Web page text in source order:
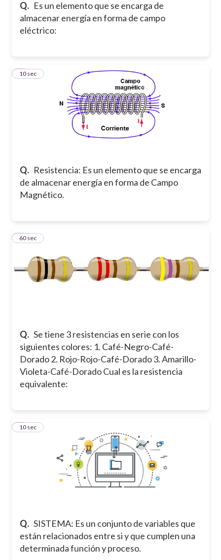
Q. Es un elemento que se encarga de
almacenar energía en forma de campo
eléctrico:
Q. Resistencia: Es un elemento que se encarga
de almacenar energía en forma de Campo
Magnético.
610 sec
Q. Se tiene 3 resistencias en serie con los
siguientes colores: 1. Café-Negro-Café-
Dorado 2. Rojo-Rojo-Café-Dorado 3. Amarillo-
Violeta-Café-Dorado Cual es la resistencia
equivalente:
760 sec
Q. SISTEMA: Es un conjunto de variables que
están relacionados entre si y que cumplen una
determinada función y proceso.
810 sec